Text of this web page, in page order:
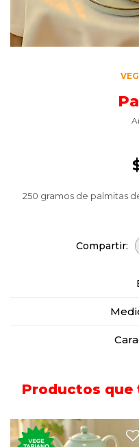
250 gramos de palmitas
Productos que